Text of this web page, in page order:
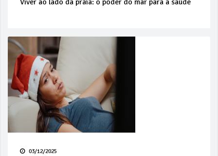
Viver ao lado da praia: o poder do mar para a saúde
03/12/2025